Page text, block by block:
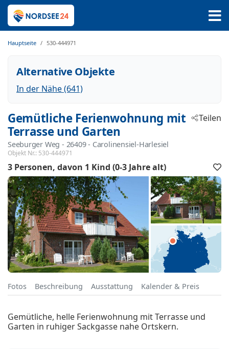
Hauptseite 530-444971
Alternative Objekte
In der Nähe (641)
Gemütliche Ferienwohnung mit
Terrasse und Garten
Seeburger Weg - 26409 - Carolinensiel-Harlesiel
Objekt Nr.: 530-444971
Teilen
3 Personen davon 1 Kind (0-3 Jahre alt)
Fotos Beschreibung Ausstattung Kalender & Preis
Gemütliche, helle Ferienwohnung mit Terrasse und
Garten in ruhiger Sackgasse nahe Ortskern.